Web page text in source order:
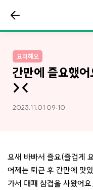
요리해요
간만에 즐요했
><
2023.11.01 09:10
요새 바빠서 즐요(즐겁게
어제는 퇴근 후 간만에 맛
가서 대패 삼겹을 사왔어요.